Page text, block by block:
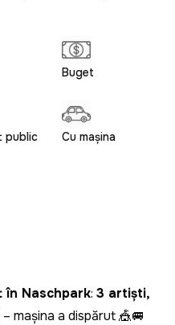
Buget
public Cu mașina
în Naschpark: 3 artiști,
– mașina a dispărut 🎪🚐